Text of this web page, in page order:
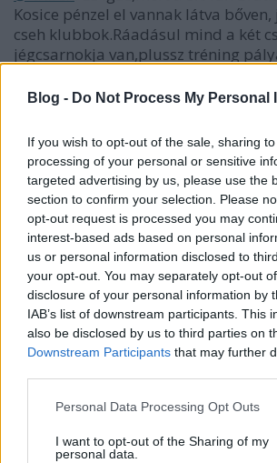
Blog - Do Not Process My Personal
If you wish to opt-out of the sale, sharing
processing of your personal or sensitive
targeted advertising by us, please use the
section to confirm your selection. Please
opt-out request is processed you may
interest-based ads based on personal
us or personal information disclosed to
your opt-out. You may separately opt-out
disclosure of your personal information by
IAB’s list of downstream participants. This
also be disclosed by us to third parties on
Downstream Participants that may further
Please note that this website/app uses one
not limited to your visit or usage behaviour.
grant or deny consent to Google and its
Personal Data Processing Opt Outs
I want to opt-out of the Sharing of my
personal data.
Kosice pénzel el vannak látva
cseh klubbok.Ráadásul mind a két
jégcsarnokja van,plussz tréning
mult pénteken Slovan-HC Kosice
mondhatom minden top
Slovan.És ez nincs a cseh ligában
sem,de még szlovák ligában sem a
kívül.Lényeg hogy minden marad a
tom40
14 éve
@Dukla Trenčín: páran nagyon
egy meccsre. Tudsz nekünk segíteni,
induljunk neki? Vagy csak gps és a
14 éve